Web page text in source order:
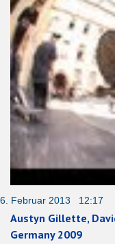
6. Februar 2013 12:17
Austyn Gillette,
Germany 2009